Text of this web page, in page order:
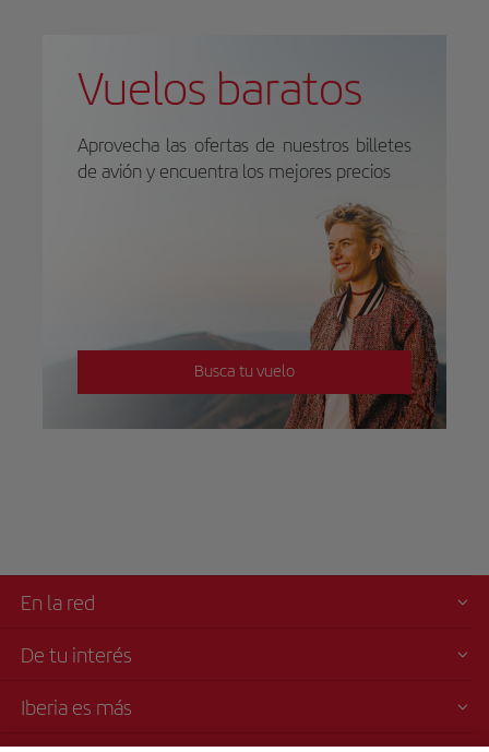
Vuelos baratos
Aprovecha las ofertas de nuestros billetes
de avión y encuentra los mejores precios
Busca tu vuelo
En la red
De tu interés
Iberia es más